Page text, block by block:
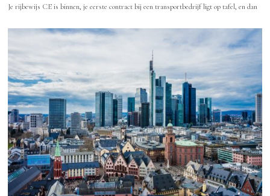
Je rijbewijs CE is binnen, je eerste contract bij een transportbedrijf ligt op tafel, en dan